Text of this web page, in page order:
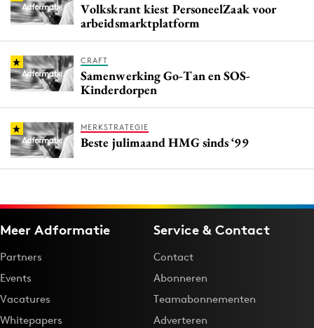
Volkskrant kiest PersoneelZaak voor
arbeidsmarktplatform
CRAFT
Samenwerking Go-Tan en SOS-
Kinderdorpen
MERKSTRATEGIE
Beste julimaand HMG sinds ‘99
Meer Adformatie
Partners
Events
Vacatures
Whitepapers
Service & Contact
Contact
Abonneren
Teamabonnementen
Adverteren